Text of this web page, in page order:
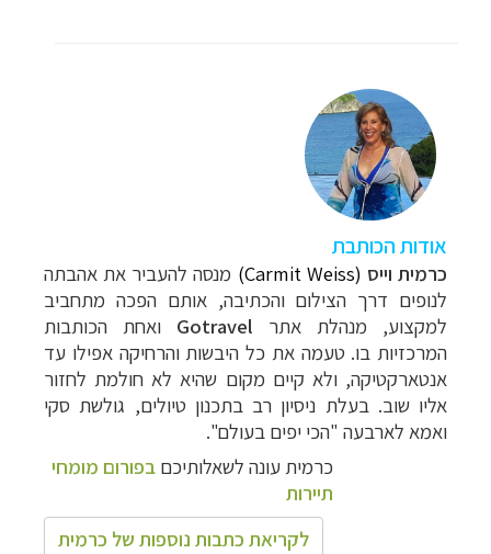
אודות הכותבת
כרמית וייס (Carmit Weiss)
מנסה להעביר את אהבתה
לנופים דרך הצילום והכתיבה, אותם הפכה מתחביב
למקצוע, מנהלת אתר Gotravel
ואחת הכותבות
המרכזיות בו. טעמה את כל היבשות והרחיקה אפילו עד
אנטארקטיקה, ולא קיים מקום שהיא לא חולמת לחזור
אליו שוב. בעלת ניסיון רב בתכנון טיולים, גולשת סקי
ואמא לארבעה "הכי יפים בעולם".
כרמית עונה לשאלותיכם בפורום מומחי
תיירות
לקריאת כתבות נוספות של כרמית